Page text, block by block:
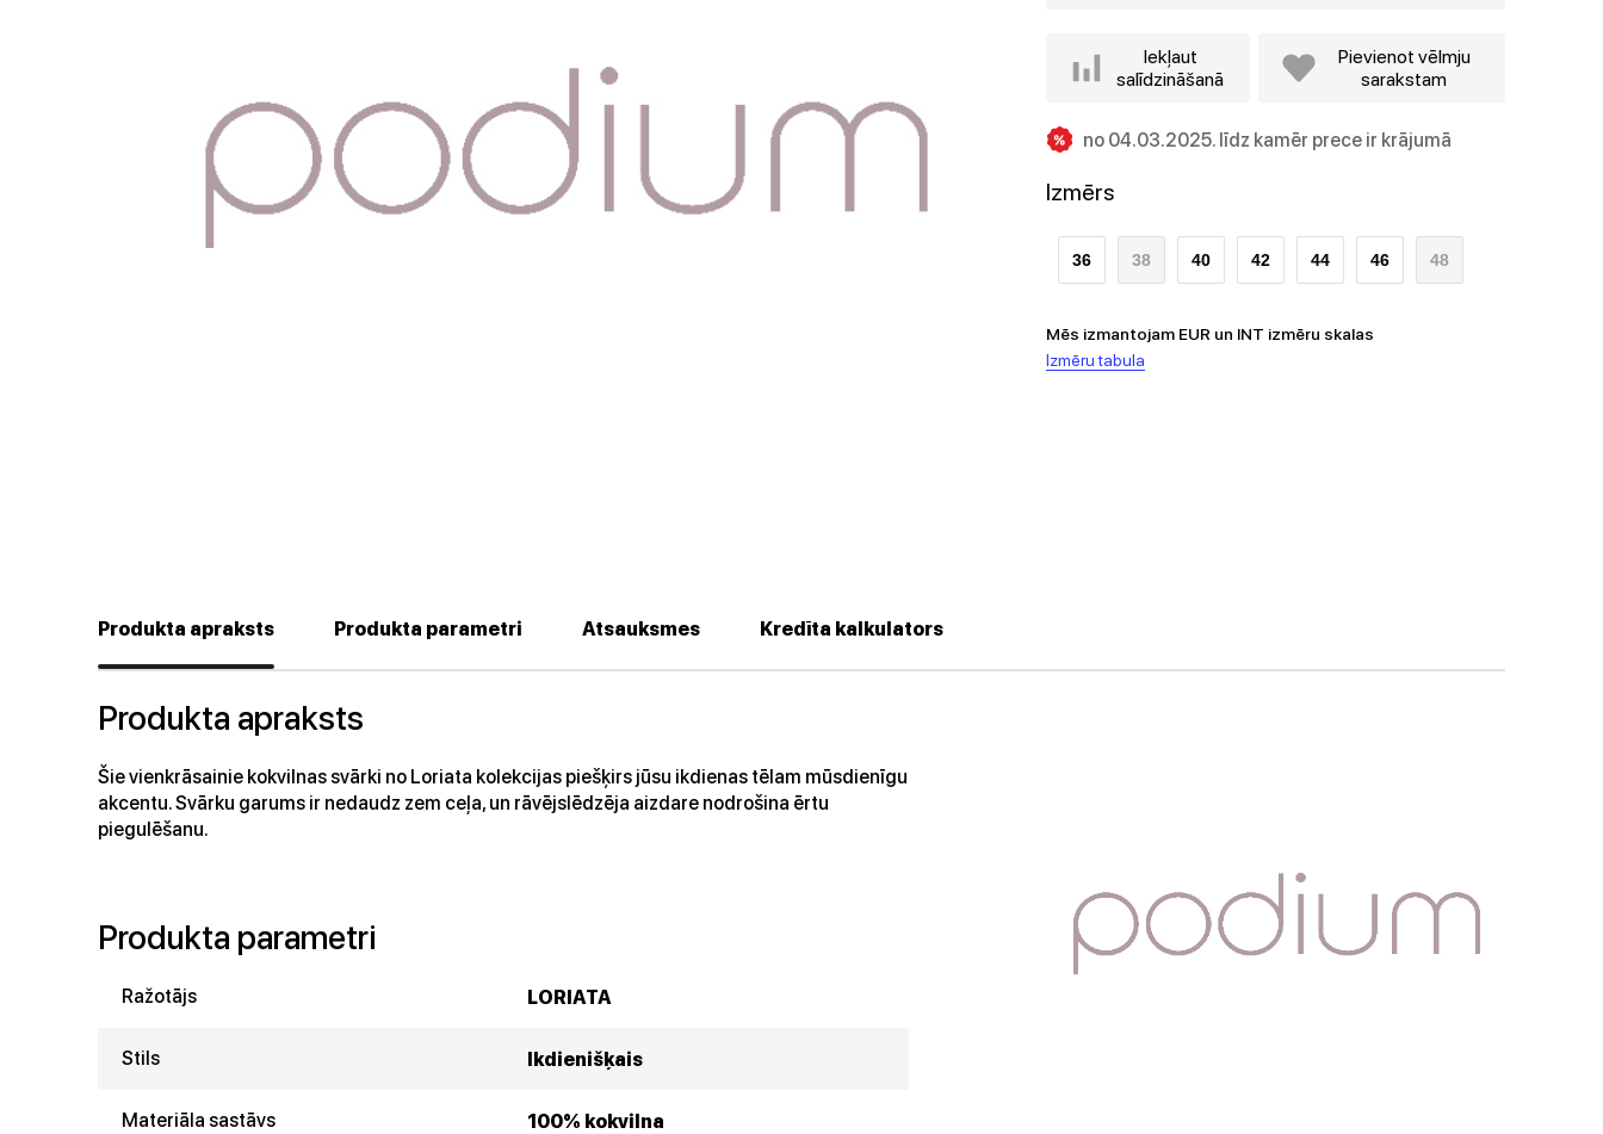
Iekļaut
salīdzināšanā
Pievienot vēlmju
sarakstam
no 04.03.2025. līdz kamēr prece ir krājumā
Izmērs
36 38 40 42 44 46 48
Mēs izmantojam EUR un INT izmēru skalas
Izmēru tabula
Produkta apraksts Produkta parametri Atsauksmes Kredīta kalkulators
Produkta apraksts
Šie vienkrāsainie kokvilnas svārki no Loriata kolekcijas piešķirs jūsu ikdienas tēlam mūsdienīgu
akcentu. Svārku garums ir nedaudz zem ceļa, un rāvējslēdzēja aizdare nodrošina ērtu
piegulēšanu.
Produkta parametri
Ražotājs LORIATA
Stils Ikdienišķais
Materiāla sastāvs 100% kokvilna